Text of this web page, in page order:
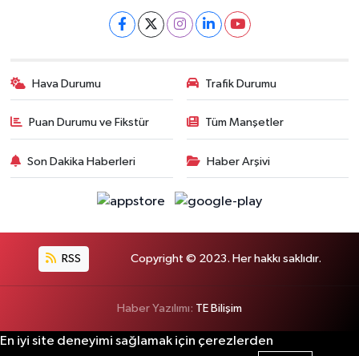
Hava Durumu Trafik Durumu
Puan Durumu ve Fikstür Tüm Manşetler
Son Dakika Haberleri Haber Arşivi
RSS Copyright © 2023. Her hakkı saklıdır.
Haber Yazılımı: TE Bilişim
En iyi site deneyimi sağlamak için çerezlerden